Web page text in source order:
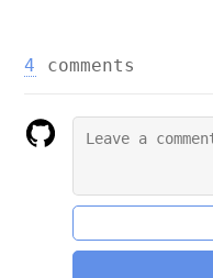
4 comments